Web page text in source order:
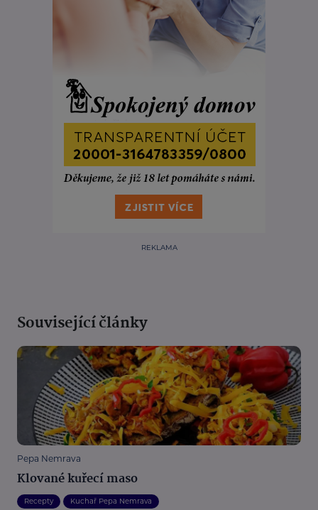
REKLAMA
Související články
Pepa Nemrava
Klované kuřecí maso
Recepty Kuchař Pepa Nemrava